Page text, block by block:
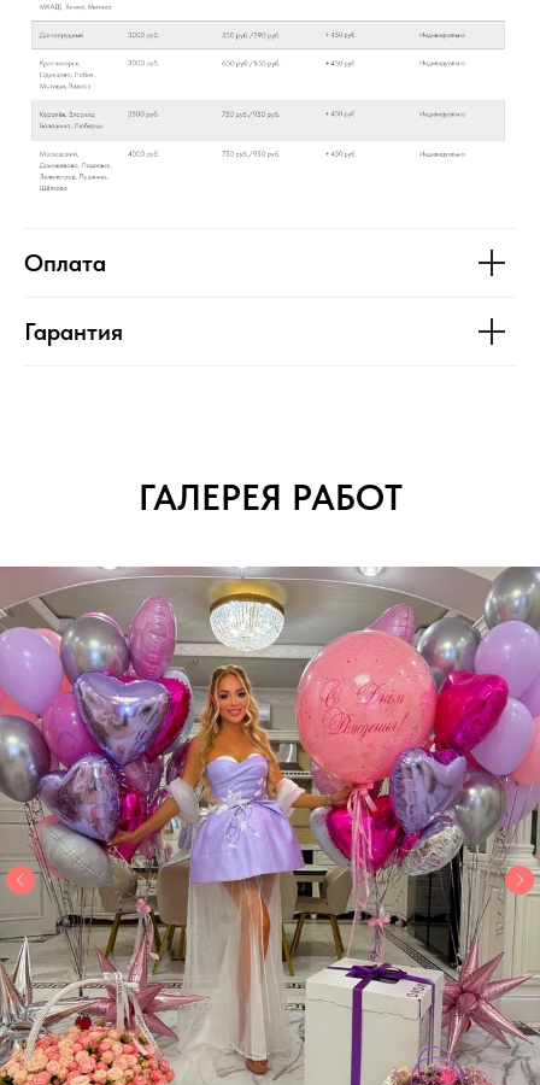
Оплата
Гарантия
ГАЛЕРЕЯ РАБОТ